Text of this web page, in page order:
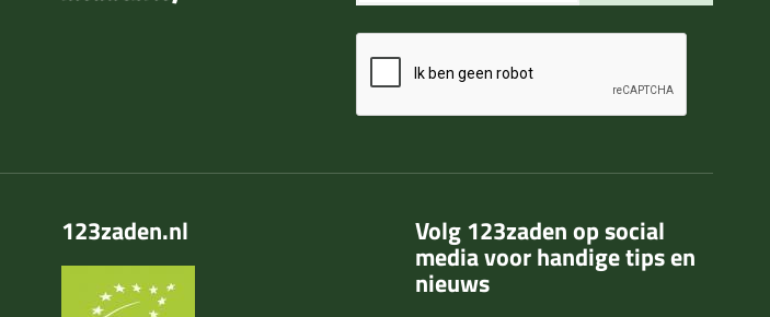
123zaden.nl Volg 123zaden op social
media voor handige tips en
nieuws